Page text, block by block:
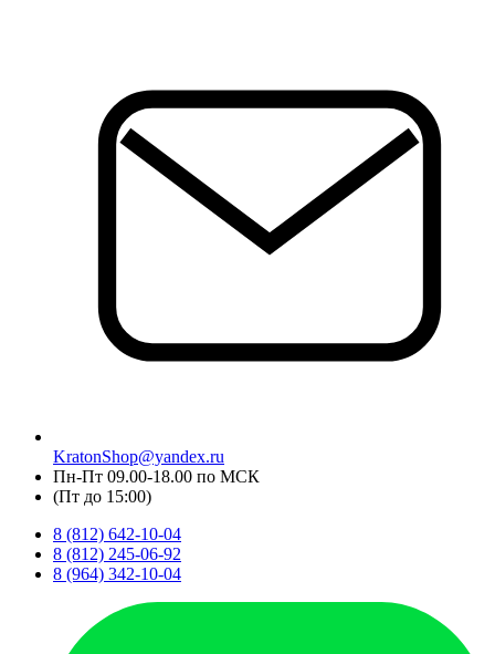
KratonShop@yandex.ru
Пн-Пт 09.00-18.00 по МСК
(Пт до 15:00)
8 (812) 642-10-04
8 (812) 245-06-92
8 (964) 342-10-04